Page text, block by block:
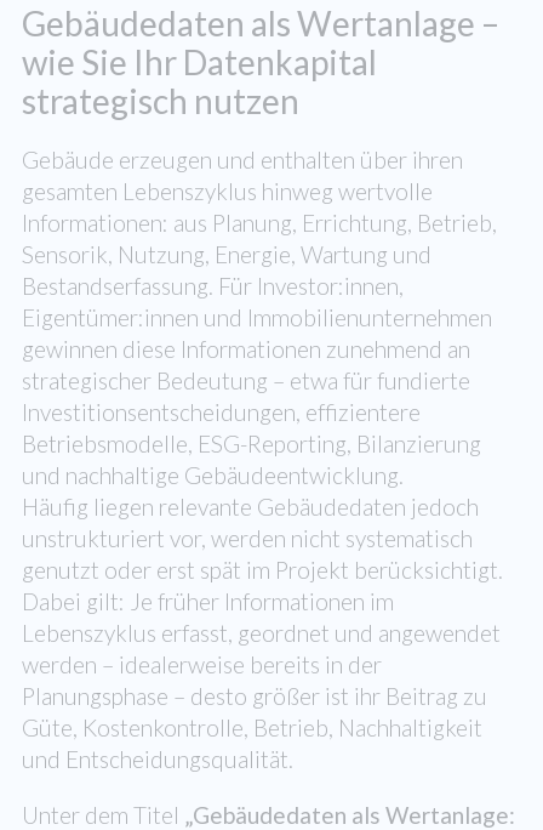
Gebäudedaten als Wertanlage –
wie Sie Ihr Datenkapital
strategisch nutzen
Gebäude erzeugen und enthalten über ihren
gesamten Lebenszyklus hinweg wertvolle
Informationen: aus Planung, Errichtung, Betrieb,
Sensorik, Nutzung, Energie, Wartung und
Bestandserfassung. Für Investor:innen,
Eigentümer:innen und Immobilienunternehmen
gewinnen diese Informationen zunehmend an
strategischer Bedeutung – etwa für fundierte
Investitionsentscheidungen, effizientere
Betriebsmodelle, ESG-Reporting, Bilanzierung
und nachhaltige Gebäudeentwicklung.
Häufig liegen relevante Gebäudedaten jedoch
unstrukturiert vor, werden nicht systematisch
genutzt oder erst spät im Projekt berücksichtigt.
Dabei gilt: Je früher Informationen im
Lebenszyklus erfasst, geordnet und angewendet
werden – idealerweise bereits in der
Planungsphase – desto größer ist ihr Beitrag zu
Güte, Kostenkontrolle, Betrieb, Nachhaltigkeit
und Entscheidungsqualität.
Unter dem Titel „Gebäudedaten als Wertanlage: